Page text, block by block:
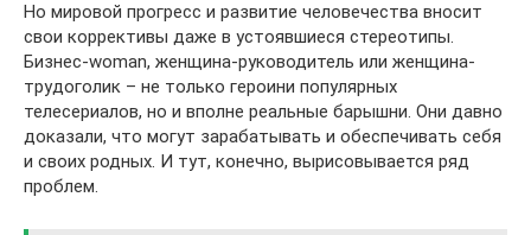
Но мировой прогресс и развитие человечества вносит
свои коррективы даже в устоявшиеся стереотипы.
Бизнес-woman, женщина-руководитель или женщина-
трудоголик – не только героини популярных
телесериалов, но и вполне реальные барышни. Они давно
доказали, что могут зарабатывать и обеспечивать себя
и своих родных. И тут, конечно, вырисовывается ряд
проблем.